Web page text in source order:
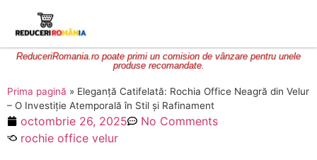
ReduceriRomania.ro poate primi un comision de vânzare pentru unele
produse recomandate.
Prima pagină » Eleganță Catifelată: Rochia Office Neagră din Velur
– O Investiție Atemporală în Stil și Rafinament
octombrie 26, 2025
No Comments
rochie office velur